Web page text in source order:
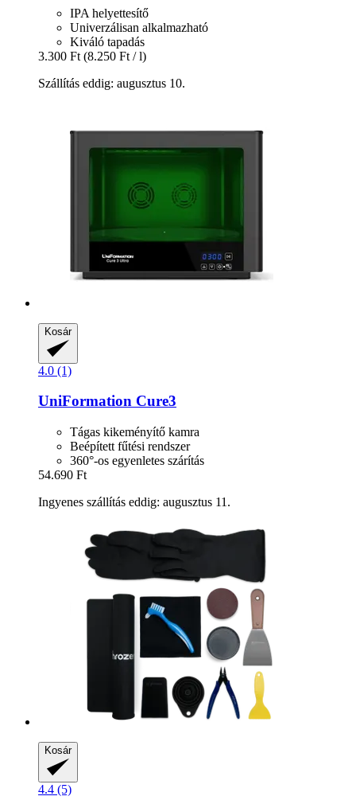
IPA helyettesítő
Univerzálisan alkalmazható
Kiváló tapadás
3.300 Ft (8.250 Ft / l)
Szállítás eddig: augusztus 10.
Kosár
4.0 (1)
UniFormation Cure3
Tágas kikeményítő kamra
Beépített fűtési rendszer
360°-os egyenletes szárítás
54.690 Ft
Ingyenes szállítás eddig: augusztus 11.
Kosár
4.4 (5)